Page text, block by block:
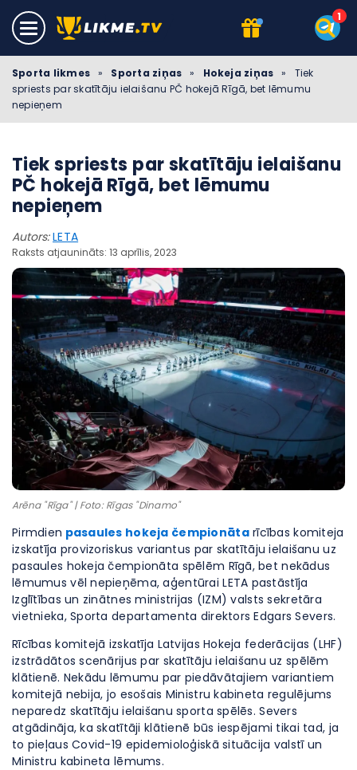
Sporta likmes » Sporta ziņas » Hokeja ziņas »
Tiek
spriests par skatītāju ielaišanu PČ hokejā Rīgā, bet lēmumu
nepieņem
Tiek spriests par skatītāju ielaišanu
PČ hokejā Rīgā, bet lēmumu
nepieņem
Autors:LETA
Raksts atjaunināts: 13 aprīlis, 2023
Arēna "Rīga" | Foto: Rīgas "Dinamo"
Pirmdien pasaules hokeja čempionātarīcības komiteja
izskatīja provizoriskus variantus par skatītāju ielaišanu uz
pasaules hokeja čempionāta spēlēm Rīgā, bet nekādus
lēmumus vēl nepieņēma, aģentūrai LETA pastāstīja
Izglītības un zinātnes ministrijas (IZM) valsts sekretāra
vietnieka, Sporta departamenta direktors Edgars Severs.
Rīcības komitejā izskatīja Latvijas Hokeja federācijas (LHF)
izstrādātos scenārijus par skatītāju ielaišanu uz spēlēm
klātienē. Nekādu lēmumu par piedāvātajiem variantiem
komitejā nebija, jo esošais Ministru kabineta regulējums
neparedz skatītāju ielaišanu sporta spēlēs. Severs
atgādināja, ka skatītāji klātienē būs iespējami tikai tad, ja
to pieļaus Covid-19 epidemioloģiskā situācija valstī un
Ministru kabineta lēmums.